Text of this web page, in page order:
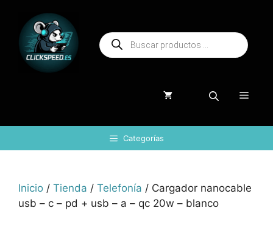
contenido
Búsqueda
de
productos
Menú
Categorías
Inicio / Tienda / Telefonía / Cargador nanocable
usb – c – pd + usb – a – qc 20w – blanco